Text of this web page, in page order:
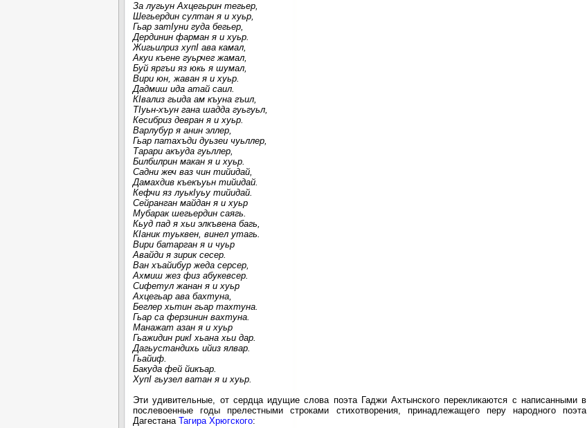
За лугьун Ахцегьрин тегьер,
Шегьердин султан я и хуьр,
Гьар затIуни гуда бегьер,
Дердинин фарман я и хуьр.
Жигьилриз хупI ава камал,
Акуи къене гуьрчег жамал,
Буй яргъи яз юкь я шумал,
Вири юн, жаван я и хуьр.
Дадмиш ида атай саил.
КIвализ гьида ам къуна гъил,
ТIуьн-хъун гана шадда гуьгуьл,
Кесибриз девран я и хуьр.
Варлубур я анин эллер,
Гьар патахъди дуьзеи чуьллер,
Тарари акъуда гуьллер,
Билбилрин макан я и хуьр.
Садни жеч ваз чин тийидай,
Дамахдив къекъуьн тийидай.
Кефчи яз луькIуьy тийидай.
Сейранган майдан я и хуьр
Мубарак шегьердин саягь.
Кьуд пад я хьи элкъвена багь,
КIаник туьквен, винел утагь.
Вири батарган я и чуьр
Авайди я зирик сесер.
Ван хъайибур жеда серсер,
Ахмиш жез физ абукевсер.
Сифетул жанан я и хуьр
Ахцегьар ава бахтуна,
Беглер хьтин гьар тахтуна.
Гьар са ферзинин вахтуна.
Манажат азан я и хуьр
Гьажидин рикI хьана хьи дар.
Дагьустандихь ийиз ялвар.
Гьайиф.
Бакуда фей йикъар.
ХупI гьузел ватан я и хуьр.
Эти удивительные, от сердца идущие слова поэта Гаджи Ахтынского перекликаются с написанными в
послевоенные годы прелестными строками стихотворения, принадлежащего перу народного поэта
Дагестана Тагира Хрюгского: